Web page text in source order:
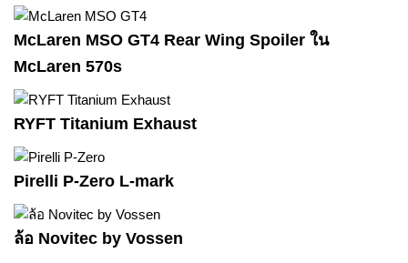
McLaren MSO GT4 Rear Wing Spoiler ใน
McLaren 570s
RYFT Titanium Exhaust
Pirelli P-Zero L-mark
ล้อ Novitec by Vossen